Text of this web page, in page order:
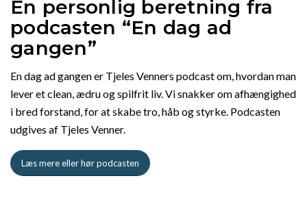
En personlig beretning fra
podcasten “En dag ad
gangen”
En dag ad gangen er Tjeles Venners podcast om, hvordan man
lever et clean, ædru og spilfrit liv. Vi snakker om afhængighed
i bred forstand, for at skabe tro, håb og styrke. Podcasten
udgives af Tjeles Venner.
Læs mere eller hør podcasten